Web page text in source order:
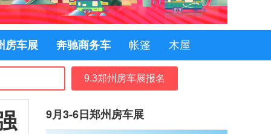
房车展 奔驰商务车 帐篷 木屋
9.3郑州房车展报名
9月3-6日郑州房车展